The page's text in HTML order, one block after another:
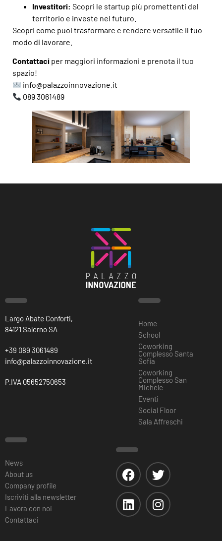
Investitori: Scopri le startup più promettenti del
territorio e investe nel futuro.
Scopri come puoi trasformare e rendere versatile il tuo
modo di lavorare.
Contattaci per maggiori informazioni e prenota il tuo
spazio!
info@palazzoinnovazione.it
089 3061489
Largo Abate Conforti,
84121 Salerno SA
+39 089 3061489
info@palazzoinnovazione.it
P.IVA 05652750653
Home
School
Coworking
Complesso Santa
Sofia
Coworking
Complesso San
Michele
Eventi
Social Floor
Sala Affreschi
News
About us
Company profile
Iscriviti alla newsletter
Lavora con noi
Contattaci